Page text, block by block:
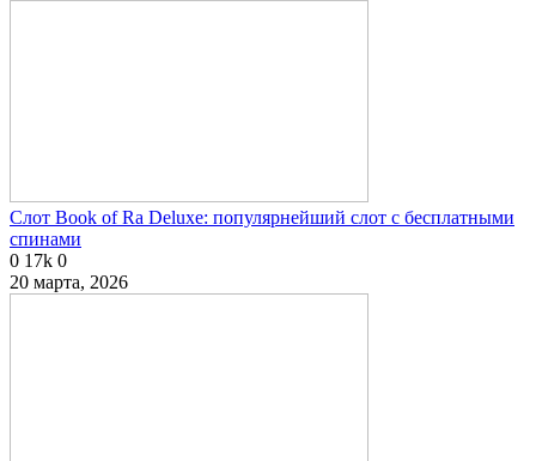
Слот Book of Ra Deluxe: популярнейший слот с бесплатными
спинами
0 17k 0
20 марта, 2026